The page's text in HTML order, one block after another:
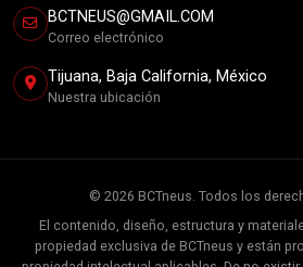
BCTNEUS@GMAIL.COM
Correo electrónico
Tijuana, Baja California, México
Nuestra ubicación
© 2026 BCTneus. Todos los
El contenido, diseño, estructura y
propiedad exclusiva de BCTneus y están